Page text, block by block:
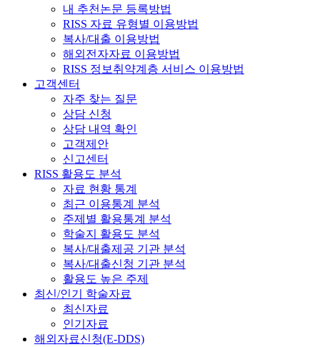
내 추천논문 등록방법
RISS 자료 유형별 이용방법
복사/대출 이용방법
해외전자자료 이용방법
RISS 정보취약계층 서비스 이용방법
고객센터
자주 찾는 질문
상담 신청
상담 내역 확인
고객제안
신고센터
RISS 활용도 분석
자료 현황 통계
최근 이용통계 분석
주제별 활용통계 분석
학술지 활용도 분석
복사/대출제공 기관 분석
복사/대출신청 기관 분석
활용도 높은 주제
최신/인기 학술자료
최신자료
인기자료
해외자료신청(E-DDS)